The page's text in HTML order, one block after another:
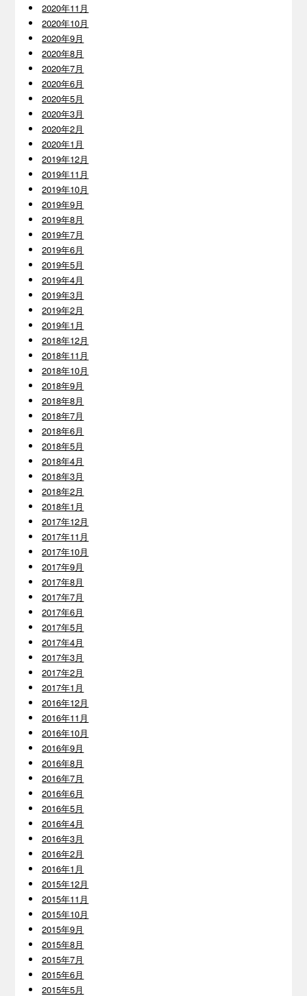
2020年11月
2020年10月
2020年9月
2020年8月
2020年7月
2020年6月
2020年5月
2020年3月
2020年2月
2020年1月
2019年12月
2019年11月
2019年10月
2019年9月
2019年8月
2019年7月
2019年6月
2019年5月
2019年4月
2019年3月
2019年2月
2019年1月
2018年12月
2018年11月
2018年10月
2018年9月
2018年8月
2018年7月
2018年6月
2018年5月
2018年4月
2018年3月
2018年2月
2018年1月
2017年12月
2017年11月
2017年10月
2017年9月
2017年8月
2017年7月
2017年6月
2017年5月
2017年4月
2017年3月
2017年2月
2017年1月
2016年12月
2016年11月
2016年10月
2016年9月
2016年8月
2016年7月
2016年6月
2016年5月
2016年4月
2016年3月
2016年2月
2016年1月
2015年12月
2015年11月
2015年10月
2015年9月
2015年8月
2015年7月
2015年6月
2015年5月